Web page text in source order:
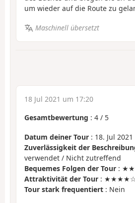
um wieder auf die Route zu
Maschinell übersetzt
18 Jul 2021 um 17:20
Gesamtbewertung : 4 / 5
Datum deiner Tour : 18. Jul 2021
Zuverlässigkeit der
verwendet / Nicht zutreffend
Bequemes Folgen der Tour :
Attraktivität der Tour : ★★★★☆
Tour stark frequentiert : Nein